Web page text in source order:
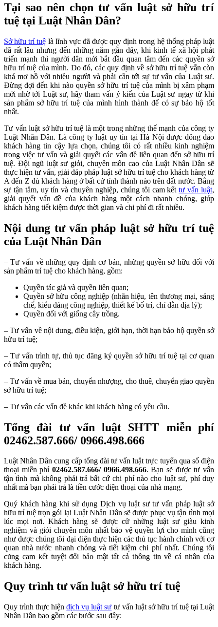
Tại sao nên chọn tư vấn luật sở hữu trí
tuệ tại Luật Nhân Dân?
Sở hữu trí tuệ là lĩnh vực đã được quy định trong hệ thống pháp luật
đã rất lâu nhưng đến những năm gần đây, khi kinh tế xã hội phát
triển mạnh thì người dân mới bắt đầu quan tâm đến các quyền sở
hữu trí tuệ của mình. Do đó, các quy định về sở hữu trí tuệ vẫn còn
khá mơ hồ với nhiều người và phải cần tới sự tư vấn của Luật sư.
Đừng đợi đến khi nào quyền sở hữu trí tuệ của mình bị xâm phạm
mới nhờ tới Luật sư, hãy tham vấn ý kiến của Luật sư ngay từ khi
sản phẩm sở hữu trí tuệ của mình hình thành để có sự bảo hộ tốt
nhất.
Tư vấn luật sở hữu trí tuệ là một trong những thế mạnh của công ty
Luật Nhân Dân. Là công ty luật uy tín tại Hà Nội được đông đảo
khách hàng tin cậy lựa chọn, chúng tôi có rất nhiều kinh nghiệm
trong việc tư vấn và giải quyết các vấn đề liên quan đến sở hữu trí
tuệ. Đội ngũ luật sư giỏi, chuyên môn cao của Luật Nhân Dân sẽ
thực hiện tư vấn, giải đáp pháp luật sở hữu trí tuệ cho khách hàng từ
A đến Z dù khách hàng ở bất cứ tỉnh thành nào trên đất nước. Bằng
sự tận tâm, uy tín và chuyên nghiệp, chúng tôi cam kếttư vấn luật,
giải quyết vấn đề của khách hàng một cách nhanh chóng, giúp
khách hàng tiết kiệm được thời gian và chi phí đi rất nhiều.
Nội dung tư vấn pháp luật sở hữu trí tuệ
của Luật Nhân Dân
– Tư vấn về những quy định cơ bản, những quyền sở hữu đối với
sản phẩm trí tuệ cho khách hàng, gồm:
Quyền tác giả và quyền liên quan;
Quyền sở hữu công nghiệp (nhãn hiệu, tên thương mại, sáng
chế, kiểu dáng công nghiệp, thiết kế bố trí, chỉ dẫn địa lý);
Quyền đối với giống cây trồng.
– Tư vấn về nội dung, điều kiện, giới hạn, thời hạn bảo hộ quyền sở
hữu trí tuệ;
– Tư vấn trình tự, thủ tục đăng ký quyền sở hữu trí tuệ tại cơ quan
có thẩm quyền;
– Tư vấn về mua bán, chuyển nhượng, cho thuê, chuyển giao quyền
sở hữu trí tuệ;
– Tư vấn các vấn đề khác khi khách hàng có yêu cầu.
Tổng đài tư vấn luật SHTT miễn phí
02462.587.666/ 0966.498.666
Luật Nhân Dân cung cấp tổng đài tư vấn luật trực tuyến qua số điện
thoại miễn phí 02462.587.666/ 0966.498.666. Bạn sẽ được tư vấn
tận tình mà không phải trả bất cứ chi phí nào cho luật sư, phí duy
nhất mà bạn phải trả là tiền cước điện thoại của nhà mạng.
Quý khách hàng khi sử dụng Dịch vụ luật sư tư vấn pháp luật sở
hữu trí tuệ trọn gói lại Luật Nhân Dân sẽ được phục vụ tận tình mọi
lúc mọi nơi.Khách hàng sẽ được cử những luật sư giàu kinh
nghiệm và giỏi chuyên môn nhất bảo vệ quyền lợi cho mình cũng
như được chúng tôi đại diện thực hiện các thủ tục hành chính với cơ
quan nhà nước nhanh chóng và tiết kiệm chi phí nhất. Chúng tôi
cũng cam kết tuyệt đối bảo mật tất cả thông tin về cá nhân của
khách hàng.
Quy trình tư vấn luật sở hữu trí tuệ
Quy trình thực hiệndịch vụ luật sư tư vấn luật sở hữu trí tuệ tại Luật
Nhân Dân bao gồm các bước sau đây: